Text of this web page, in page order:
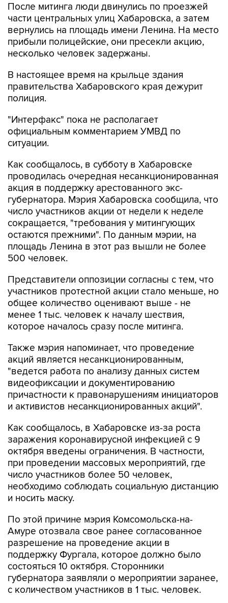
После митинга люди двинулись по проезжей
части центральных улиц Хабаровска, а затем
вернулись на площадь имени Ленина. На место
прибыли полицейские, они пресекли акцию,
несколько человек задержаны.
В настоящее время на крыльце здания
правительства Хабаровского края дежурит
полиция.
"Интерфакс" пока не располагает
официальным комментарием УМВД по
ситуации.
Как сообщалось, в субботу в Хабаровске
проводилась очередная несанкционированная
акция в поддержку арестованного экс-
губернатора. Мэрия Хабаровска сообщила, что
число участников акции от недели к неделе
сокращается, "требования у митингующих
остаются прежними". По данным мэрии, на
площадь Ленина в этот раз вышли не более
500 человек.
Представители оппозиции согласны с тем, что
участников протестной акции стало меньше, но
общее количество оценивают выше - не
менее 1 тыс. человек к началу шествия,
которое началось сразу после митинга.
Также мэрия напоминает, что проведение
акций является несанкционированным,
"ведется работа по анализу данных систем
видеофиксации и документированию
причастности к правонарушениям инициаторов
и активистов несанкционированных акций".
Как сообщалось, в Хабаровске из-за роста
заражения коронавирусной инфекцией с 9
октября введены ограничения. В частности,
при проведении массовых мероприятий, где
число участников более 50 человек,
необходимо соблюдать социальную дистанцию
и носить маску.
По этой причине мэрия Комсомольска-на-
Амуре отозвала свое ранее согласованное
разрешение на проведение акции в
поддержку Фургала, которое должно было
состояться 10 октября. Сторонники
губернатора заявляли о мероприятии заранее,
с количеством участников в 1 тыс. человек.